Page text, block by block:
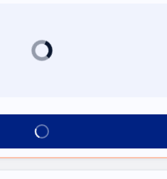
Κλείσε ραντεβού